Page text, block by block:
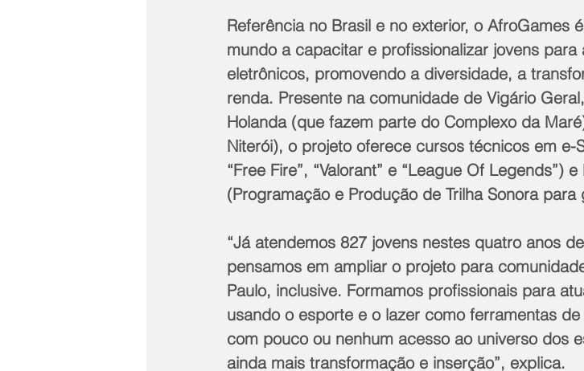
Referência no Brasil e no exterior, o AfroGames
mundo a capacitar e profissionalizar jovens
eletrônicos, promovendo a diversidade, a
renda. Presente na comunidade de Vigário
Holanda (que fazem parte do Complexo da
Niterói), o projeto oferece cursos técnicos em e-
“Free Fire”, “Valorant” e “League Of Legends”)
(Programação e Produção de Trilha Sonora
“Já atendemos 827 jovens nestes quatro anos
pensamos em ampliar o projeto para
Paulo, inclusive. Formamos profissionais para
usando o esporte e o lazer como ferramentas
com pouco ou nenhum acesso ao universo dos
ainda mais transformação e inserção”, explica.